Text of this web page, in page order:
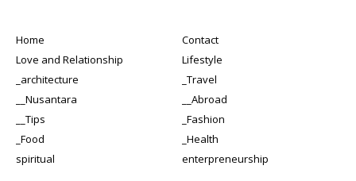
Home
Contact
Love and Relationship
Lifestyle
_architecture
_Travel
__Nusantara
__Abroad
__Tips
_Fashion
_Food
_Health
spiritual
enterpreneurship